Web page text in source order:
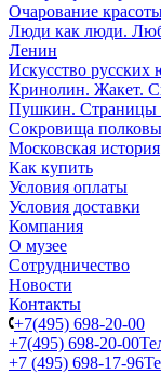
Очарование
Люди как люди.
Ленин
Искусство русских
Кринолин. Жакет.
Пушкин. Страницы
Сокровища
Московская история
Как купить
Условия оплаты
Условия доставки
Компания
О музее
Сотрудничество
Новости
Контакты
+7(495) 698-20-00
+7(495) 698-20-00
+7 (495) 698-17-96